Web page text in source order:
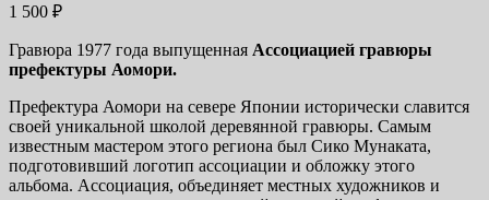
1 500 ₽
Гравюра 1977 года выпущенная Ассоциацией гравюры
префектуры Аомори.
Префектура Аомори на севере Японии исторически славится
своей уникальной школой деревянной гравюры. Самым
известным мастером этого региона был Сико Мунаката,
подготовивший логотип ассоциации и обложку этого
альбома. Ассоциация, объединяет местных художников и